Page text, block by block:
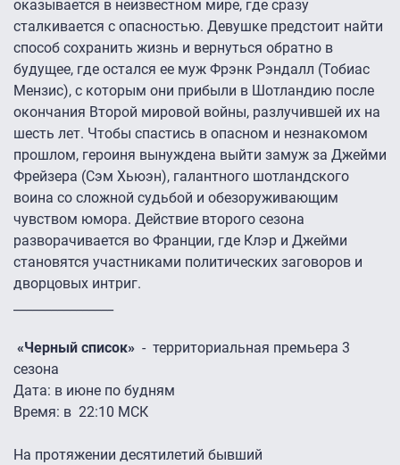
оказывается в неизвестном мире, где сразу
сталкивается с опасностью. Девушке предстоит найти
способ сохранить жизнь и вернуться обратно в
будущее, где остался ее муж Фрэнк Рэндалл (Тобиас
Мензис), с которым они прибыли в Шотландию после
окончания Второй мировой войны, разлучившей их на
шесть лет. Чтобы спастись в опасном и незнакомом
прошлом, героиня вынуждена выйти замуж за Джейми
Фрейзера (Сэм Хьюэн), галантного шотландского
воина со сложной судьбой и обезоруживающим
чувством юмора. Действие второго сезона
разворачивается во Франции, где Клэр и Джейми
становятся участниками политических заговоров и
дворцовых интриг.
«Черный список» - территориальная премьера 3
сезона
Дата: в июне по будням
Время: в 22:10 МСК
На протяжении десятилетий бывший